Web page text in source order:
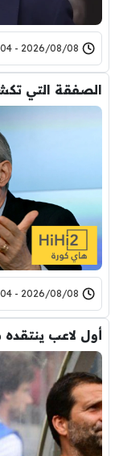
2026/08/08 - 14:04
الصفقة التي
2026/08/08 - 14:04
أول لاعب ينتقده